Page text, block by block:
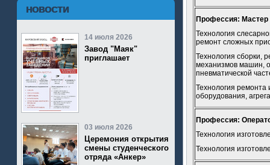
НОВОСТИ
14 июля 2026
Завод "Маяк"
приглашает
03 июля 2026
Церемония открытия
смены студенческого
отряда «Анкер»
Профессия: Мастер
Технология
ремонт сложных
Технология сборки,
механизмов машин,
пневматической
Технология ремонта
оборудования,
Профессия:
Технология
Технология